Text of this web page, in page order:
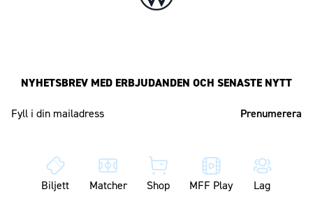
NYHETSBREV MED ERBJUDANDEN OCH SENASTE NYTT
Biljett Matcher Shop MFF Play Lag